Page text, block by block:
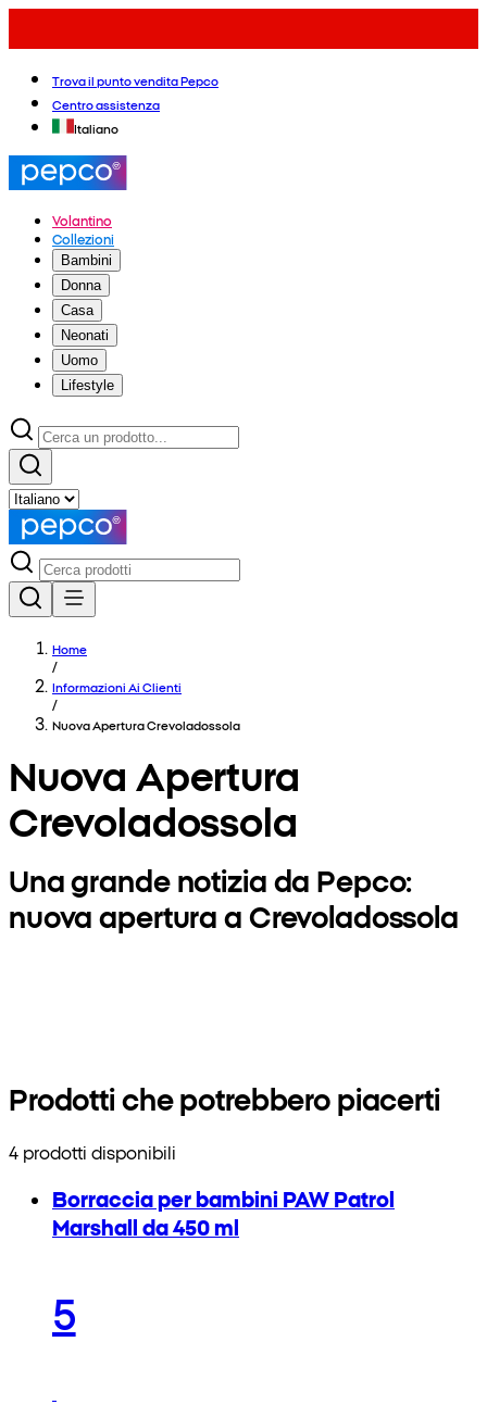
Trova il punto vendita Pepco
Centro assistenza
Italiano
Volantino
Collezioni
Bambini
Donna
Casa
Neonati
Uomo
Lifestyle
Home
/
Informazioni Ai Clienti
/
Nuova Apertura Crevoladossola
Nuova Apertura
Crevoladossola
Una grande notizia da Pepco:
nuova apertura a Crevoladossola
Prodotti che potrebbero piacerti
4 prodotti disponibili
Borraccia per bambini PAW Patrol
Marshall da 450 ml
5